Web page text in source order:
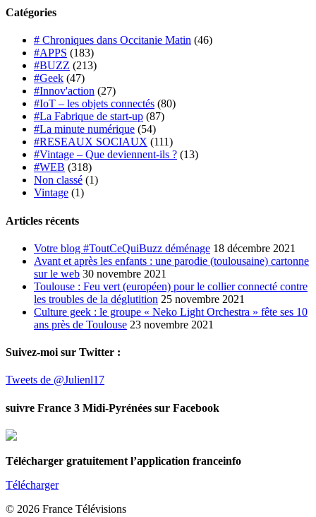
Catégories
# Chroniques dans Occitanie Matin (46)
#APPS (183)
#BUZZ (213)
#Geek (47)
#Innov'action (27)
#IoT – les objets connectés (80)
#La Fabrique de start-up (87)
#La minute numérique (54)
#RESEAUX SOCIAUX (111)
#Vintage – Que deviennent-ils ? (13)
#WEB (318)
Non classé (1)
Vintage (1)
Articles récents
Votre blog #ToutCeQuiBuzz déménage 18 décembre 2021
Avant et après les enfants : une parodie (toulousaine) cartonne
sur le web 30 novembre 2021
Toulouse : Feu vert (européen) pour le collier connecté contre
les troubles de la déglutition 25 novembre 2021
Culture geek : le groupe « Neko Light Orchestra » fête ses 10
ans près de Toulouse 23 novembre 2021
Suivez-moi sur Twitter :
Tweets de @Julienl17
suivre France 3 Midi-Pyrénées sur Facebook
Télécharger gratuitement l’application franceinfo
Télécharger
© 2026 France Télévisions